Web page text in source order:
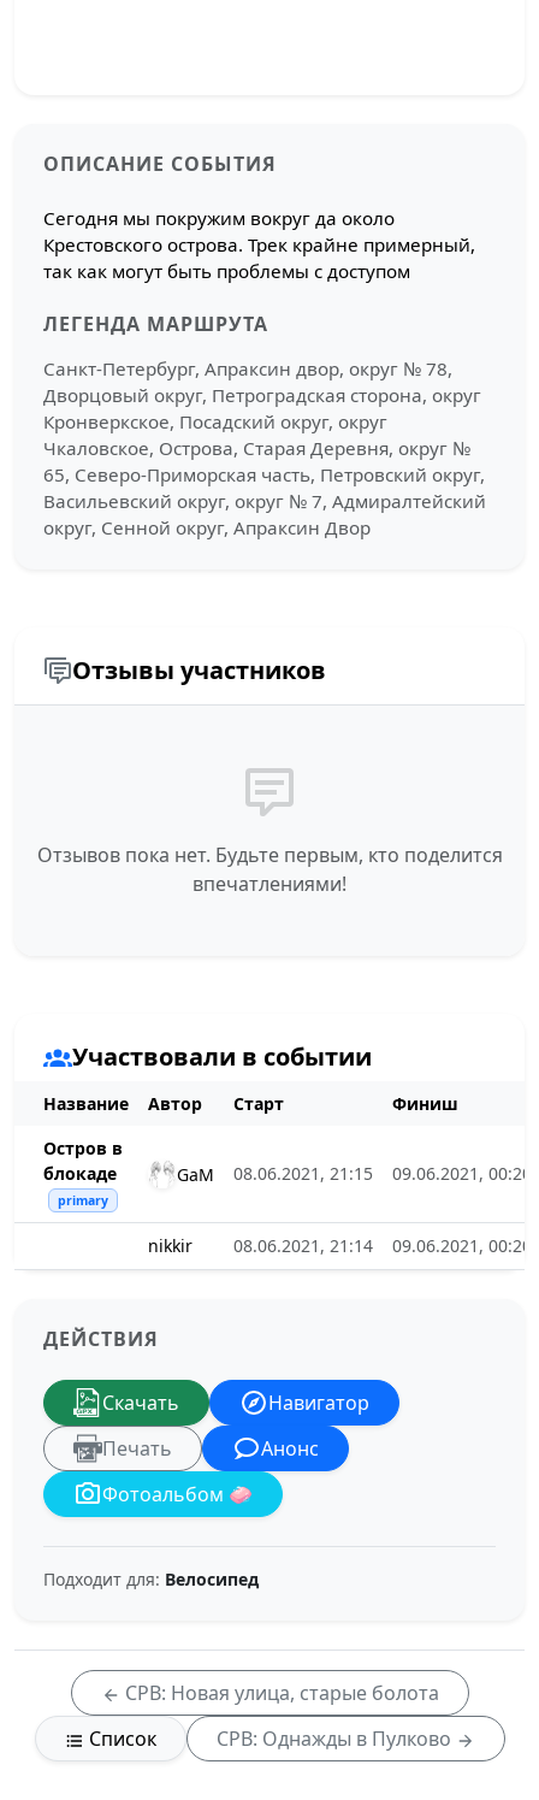
ОПИСАНИЕ СОБЫТИЯ
Сегодня мы покружим вокруг да около
Крестовского острова. Трек крайне примерный,
так как могут быть проблемы с доступом
ЛЕГЕНДА МАРШРУТА
Санкт-Петербург, Апраксин двор, округ № 78,
Дворцовый округ, Петроградская сторона, округ
Кронверкское, Посадский округ, округ
Чкаловское, Острова, Старая Деревня, округ №
65, Северо-Приморская часть, Петровский округ,
Васильевский округ, округ № 7, Адмиралтейский
округ, Сенной округ, Апраксин Двор
Отзывы участников
Отзывов пока нет. Будьте первым, кто поделится
впечатлениями!
Участвовали в событии
Название Автор Старт
Финиш
Остров в
блокаде
primary
GaM 08.06.2021, 21:15 09.06.2021, 00:20
nikkir 08.06.2021, 21:14 09.06.2021, 00:20
ДЕЙСТВИЯ
Скачать
Навигатор
Печать
Анонс
Фотоальбом 🧼
Подходит для: Велосипед
СРВ: Новая улица, старые болота
Список
СРВ: Однажды в Пулково